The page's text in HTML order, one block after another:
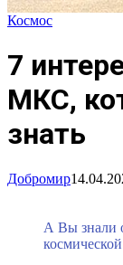
Космос
7
МКС,
знать
Добромир
А Вы знали